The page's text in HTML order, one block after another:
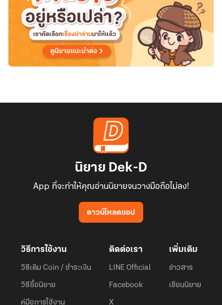
นิยาย Dek-D
App ที่จะทำให้คุณอ่านนิยายจนวางมือถือไม่ลง!
ดาวน์โหลดแอป
วิธีการใช้งาน
วิธีเติม Coin / ชำระเงิน
วิธีซื้อนิยาย
คู่มือการใช้งาน
ติดต่อเรา
LINE Official
Facebook
X
เพิ่มเติม
ข่าวสาร
เขียนนิยาย